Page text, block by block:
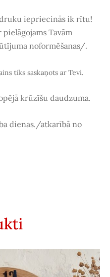
iepriecinās ik rītu!
Tavām
noformēšanas/.
tiks saskaņots ar Tevi.
krūzīšu daudzuma.
dienas./atkarībā no